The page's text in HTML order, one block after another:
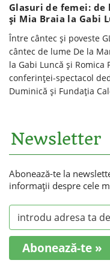
Glasuri de femei: de
și Mia Braia la Gabi
Între cântec și poveste
cântec de lume De la
la Gabi Luncă și
conferinței-spectacol
Duminică și Fundația
Newsletter
Abonează-te la
informaţii despre cele
Abonează-te »